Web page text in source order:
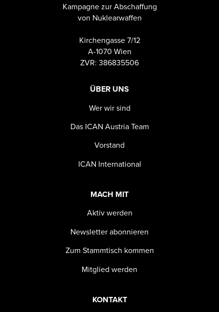
Kampagne zur Abschaffung
von Nuklearwaffen
Kirchengasse 7/12
A-1070 Wien
ZVR: 386835506
ÜBER UNS
Wer wir sind
Das ICAN Austria Team
Vorstand
ICAN International
MACH MIT
Aktiv werden
Newsletter abonnieren
Zum Stammtisch kommen
Mitglied werden
KONTAKT